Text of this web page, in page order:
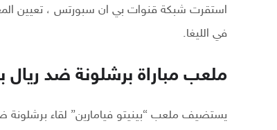
استقرت شبكة قنوات بي ان سبورتس ، تعيين
في الليغا.
ملعب مباراة برشلونة ضد ريال
يستضيف ملعب “بينيتو فيامارين” لقاء برشلونة